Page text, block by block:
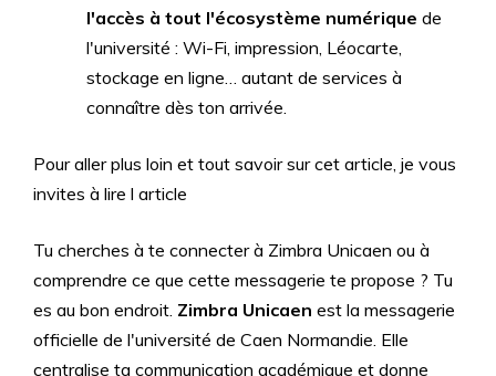
l'accès à tout l'écosystème numérique de
l'université : Wi-Fi, impression, Léocarte,
stockage en ligne… autant de services à
connaître dès ton arrivée.
Pour aller plus loin et tout savoir sur cet article, je vous
invites à lire l article
Tu cherches à te connecter à Zimbra Unicaen ou à
comprendre ce que cette messagerie te propose ? Tu
es au bon endroit. Zimbra Unicaen est la messagerie
officielle de l'université de Caen Normandie. Elle
centralise ta communication académique et donne